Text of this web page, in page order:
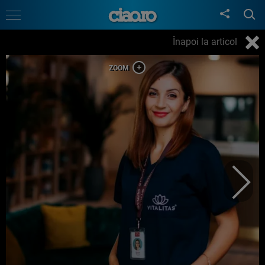
Înapoi la articol